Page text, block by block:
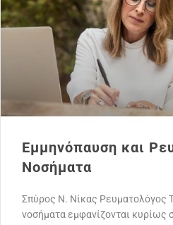
Εμμηνόπαυση και
Νοσήματα
Σπύρος Ν. Νίκας Ρευματολόγος
νοσήματα εμφανίζονται κυρίως